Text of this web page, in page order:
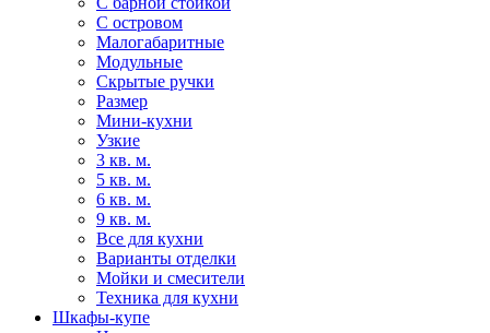
С островом
Малогабаритные
Модульные
Скрытые ручки
Размер
Мини-кухни
Узкие
3 кв. м.
5 кв. м.
6 кв. м.
9 кв. м.
Все для кухни
Варианты отделки
Мойки и смесители
Техника для кухни
Шкафы-купе